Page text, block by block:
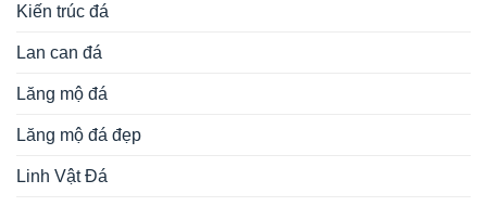
Kiến trúc đá
Lan can đá
Lăng mộ đá
Lăng mộ đá đẹp
Linh Vật Đá